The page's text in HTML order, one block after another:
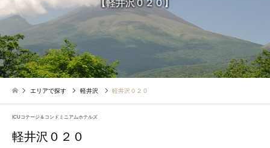
【軽井沢０２０】
エリアで探す 軽井沢 軽井沢０２０
ICUコテージ＆コンドミニアムホテルズ
軽井沢０２０